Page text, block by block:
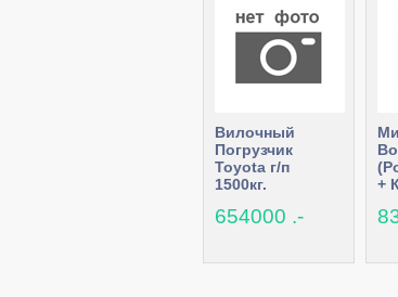
Вилочный
Погрузчик
Toyota г/п
1500кг.
654000 .-
+